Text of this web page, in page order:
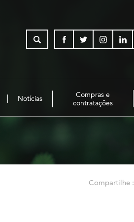
Notícias
Compras e
contratações
Compartilhe :